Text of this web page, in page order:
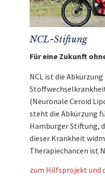
NCL-Stiftung
Für eine Zukunft
NCL ist die
(Neuronale Ceroid
steht die Abkürzung
Hamburger Stiftung,
dieser Krankheit
Therapiechancen ist
zum Hilfsprojekt und